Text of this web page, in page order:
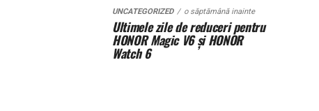
UNCATEGORIZED o săptămână inainte
Ultimele zile de reduceri pentru
HONOR Magic V6 și HONOR
Watch 6